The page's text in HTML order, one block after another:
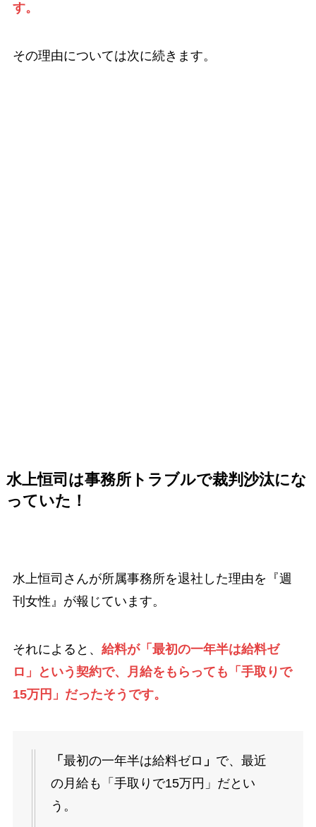
す。
その理由については次に続きます。
水上恒司は事務所トラブルで裁判沙汰にな
っていた！
水上恒司さんが所属事務所を退社した理由を 『週
刊女性』が報じています。
それによると、 給料が「最初の一年半は給料ゼ
ロ」という契約で、月給をもらっても「手取りで
15万円」だったそうです。
「 最初の一年半は給料ゼロ 」 で、最近
の月給も「手取りで15万円」だとい
う。